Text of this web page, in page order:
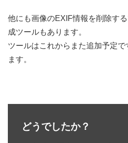
他にも画像のEXIF情報を削除す
成ツールもあります。
ツールはこれからまた追加予定
ます。
どうでしたか？